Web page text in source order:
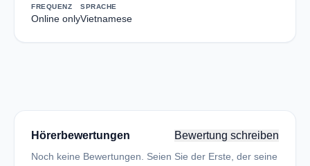
FREQUENZ
Online only
SPRACHE
Vietnamese
Hörerbewertungen Bewertung schreiben
Noch keine Bewertungen. Seien Sie der Erste, der seine